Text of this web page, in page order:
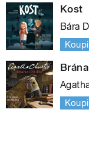
Kost
Bára